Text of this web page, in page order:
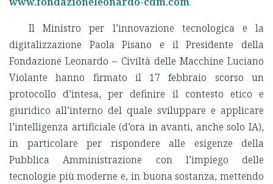
Il Ministro per l’innovazione tecnologica e la
digitalizzazione Paola Pisano e il Presidente della
Fondazione Leonardo – Civiltà delle Macchine Luciano
Violante hanno firmato il 17 febbraio scorso un
protocollo d’intesa, per definire il contesto etico e
giuridico all’interno del quale sviluppare e applicare
l’intelligenza artificiale (d’ora in avanti, anche solo IA),
in particolare per rispondere alle esigenze della
Pubblica Amministrazione con l’impiego delle
tecnologie più moderne e, in buona sostanza, mettendo